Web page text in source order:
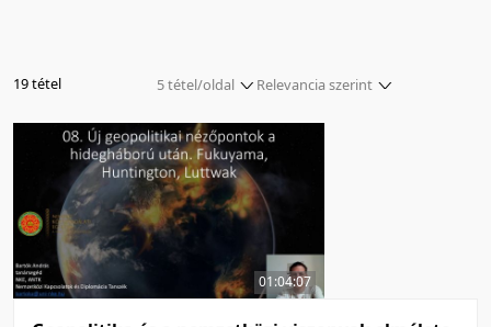
Relevancia szerint
Relevancia szerint
Kezdés/felvétel dátuma szerint
Kezdés/felvétel dátuma szerint
Feltöltés dátuma szerint
Feltöltés dátuma szerint
Utolsó módosítás szerint
Utolsó módosítás szerint
19 tétel
5 tétel/oldal
5 tétel/oldal
10 tétel/oldal
20 tétel/oldal
50 tétel/oldal
01:04:07